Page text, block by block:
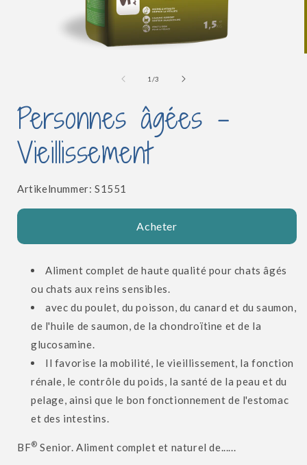
une
fenêtre
modale
1 /de
3
Personnes âgées -
Vieillissement
Artikelnummer: SKU:
S1551
Acheter
Aliment complet de haute qualité pour chats âgés
ou chats aux reins sensibles.
avec du poulet, du poisson, du canard et du saumon,
de l'huile de saumon, de la chondroïtine et de la
glucosamine.
Il favorise la mobilité, le vieillissement, la fonction
rénale, le contrôle du poids, la santé de la peau et du
pelage, ainsi que le bon fonctionnement de l'estomac
et des intestins.
BF® Senior. Aliment complet et naturel de......